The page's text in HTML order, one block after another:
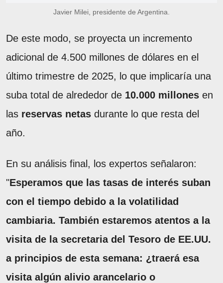
Javier Milei, presidente de Argentina.
De este modo, se proyecta un incremento
adicional de 4.500 millones de dólares en el
último trimestre de 2025, lo que implicaría una
suba total de alrededor de 10.000 millones en
las reservas netas durante lo que resta del
año.
En su análisis final, los expertos señalaron:
"Esperamos que las tasas de interés suban
con el tiempo debido a la volatilidad
cambiaria. También estaremos atentos a la
visita de la secretaria del Tesoro de EE.UU.
a principios de esta semana: ¿traerá esa
visita algún alivio arancelario o